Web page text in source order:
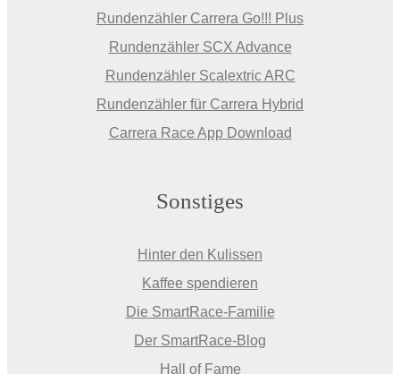
Rundenzähler Carrera Go!!! Plus
Rundenzähler SCX Advance
Rundenzähler Scalextric ARC
Rundenzähler für Carrera Hybrid
Carrera Race App Download
Sonstiges
Hinter den Kulissen
Kaffee spendieren
Die SmartRace-Familie
Der SmartRace-Blog
Hall of Fame